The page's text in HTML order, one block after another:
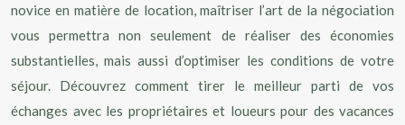
novice en matière de location, maîtriser l’art de la négociation
vous permettra non seulement de réaliser des économies
substantielles, mais aussi d’optimiser les conditions de votre
séjour. Découvrez comment tirer le meilleur parti de vos
échanges avec les propriétaires et loueurs pour des vacances